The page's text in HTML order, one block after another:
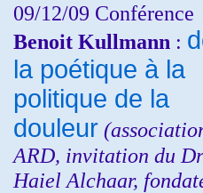
09/12/09 Conférence
Benoit Kullmann :
la poétique à la
politique de la
douleur (
ARD, invitation du Dr
Haiel Alchaar,